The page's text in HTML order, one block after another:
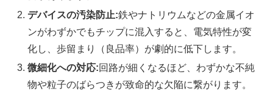
デバイスの汚染防止:鉄やナトリウムなどの金属イオ
ンがわずかでもチップに混入すると、電気特性が変
化し、歩留まり（良品率）が劇的に低下します。
微細化への対応:回路が細くなるほど、わずかな不純
物や粒子のばらつきが致命的な欠陥に繋がります。